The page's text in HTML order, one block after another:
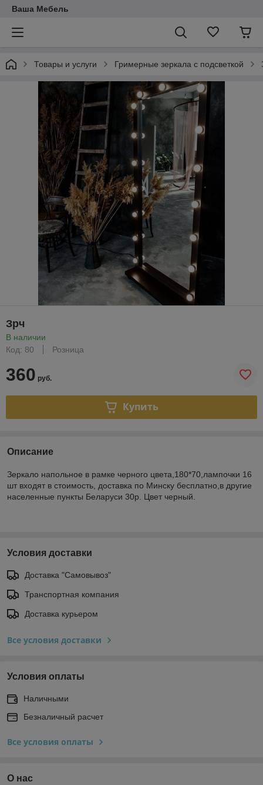
Ваша Мебель
Товары и услуги Гримерные зеркала с подсветкой
Зрч
В наличии
Код: 80
Розница
360 руб.
Купить
Описание
Зеркало напольное в рамке черного цвета,180*70,лампочки 16
шт входят в стоимость, доставка по Минску бесплатно,в другие
населенные пункты Беларуси 30р. Цвет черный.
Условия доставки
Доставка "Самовывоз"
Транспортная компания
Доставка курьером
Все условия доставки
Условия оплаты
Наличными
Безналичный расчет
Все условия оплаты
О нас